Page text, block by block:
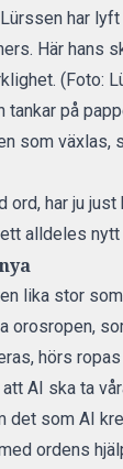
har
Här hans
(Foto:
tankar på
som växlas,
ord, har ju
alldeles nytt
lika stor
orosropen,
hörs
AI ska ta
det som AI
ordens